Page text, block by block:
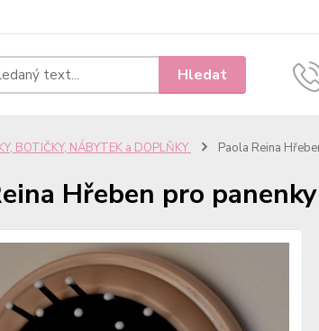
Hledat
BOTIČKY, NÁBYTEK a DOPLŇKY Paola Reina
Hřeben pro panenky